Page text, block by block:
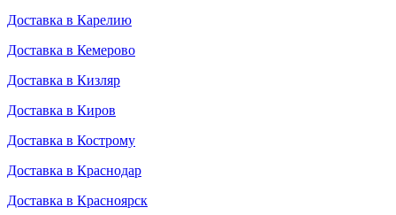
Доставка в Карелию
Доставка в Кемерово
Доставка в Кизляр
Доставка в Киров
Доставка в Кострому
Доставка в Краснодар
Доставка в Красноярск